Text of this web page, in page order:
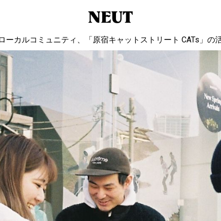
ーカルコミュニティ、「原宿キャットストリート CATs」の